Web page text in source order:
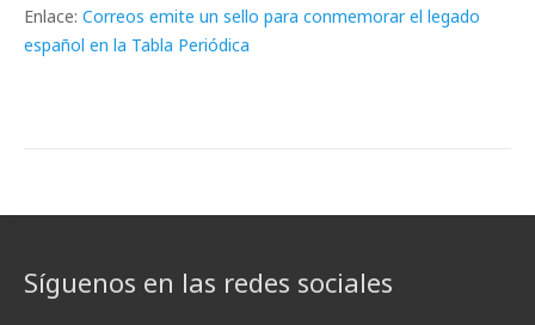
Enlace: Correos emite un sello para conmemorar el legado
español en la Tabla Periódica
Síguenos en las redes sociales